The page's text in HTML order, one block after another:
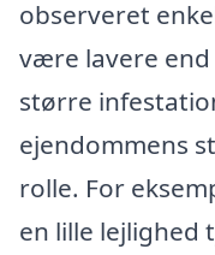
observeret
være lavere end
større
ejendommens
rolle. For
en lille lejlighed